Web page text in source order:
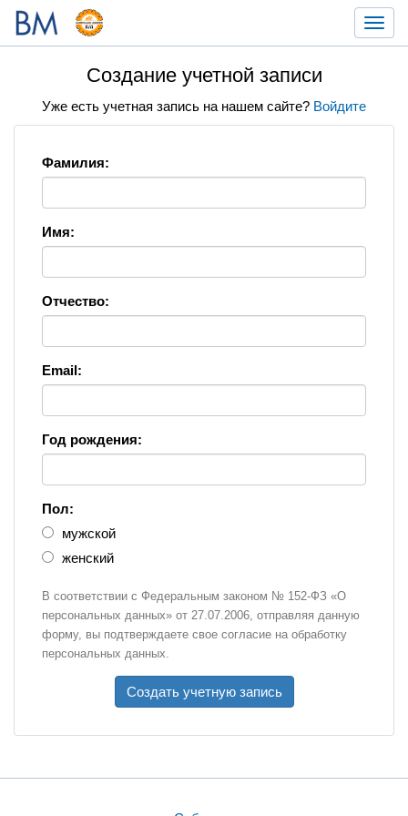
Создание учетной записи
Уже есть учетная запись на нашем сайте? Войдите
Фамилия:
Имя:
Отчество:
Email:
Год рождения:
Пол:
мужской
женский
В соответствии с Федеральным законом № 152-ФЗ «О
персональных данных» от 27.07.2006, отправляя данную
форму, вы подтверждаете свое согласие на обработку
персональных данных.
Создать учетную запись